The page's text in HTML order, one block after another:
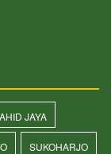
JAYA
SUKOHARJO